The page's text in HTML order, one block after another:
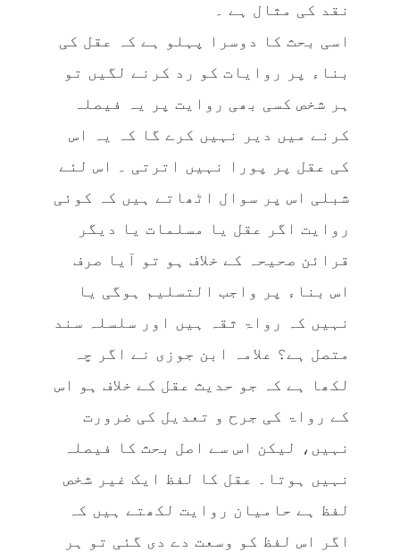
نقد کی مثال ہے ۔
اسی بحث کا دوسرا پہلو ہے کہ عقل کی
بناء پر روایات کو رد کرنے لگیں تو
ہر شخص کسی بھی روایت پر یہ فیصلہ
کرنے میں دیر نہیں کرے گا کہ یہ اس
کی عقل پر پورا نہیں اترتی ۔ اس لئے
شبلی اس پر سوال اٹھاتے ہیں کہ کوئی
روایت اگر عقل یا مسلمات یا دیگر
قرائن صحیحہ کے خلاف ہو تو آیا صرف
اس بناء پر واجب التسلیم ہوگی یا
نہیں کہ رواۃ ثقہ ہیں اور سلسلہ سند
متصل ہے؟ علامہ ابن جوزی نے اگر چہ
لکھا ہے کہ جو حدیث عقل کے خلاف ہو اس
کے رواۃ کی جرح و تعدیل کی ضرورت
نہیں، لیکن اس سے اصل بحث کا فیصلہ
نہیں ہوتا۔ عقل کا لفظ ایک غیر شخص
لفظ ہے حامیان روایت لکھتے ہیں کہ
اگر اس لفظ کو وسعت دے دی گئی تو ہر